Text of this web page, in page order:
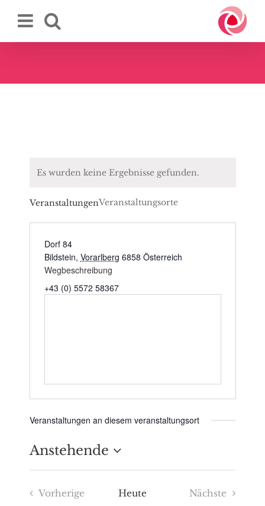
Inhalt
Es wurden keine Ergebnisse gefunden.
VeranstaltungenVeranstaltungsorte
Dorf 84
Bildstein, Vorarlberg 6858 Österreich
Wegbeschreibung
+43 (0) 5572 58367
Veranstaltungen an diesem veranstaltungsort
Anstehende
Datum
wählen.
Vorherige
Heute
Nächste